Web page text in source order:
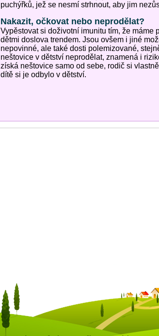
puchýřků, jež se nesmí strhnout, aby jim
Nakazit, očkovat nebo neprodělat?
Vypěstovat si doživotní imunitu tím, že máme
dětmi doslova trendem. Jsou ovšem i jiné
nepovinné, ale také dosti polemizované,
neštovice v dětství neprodělat, znamená i
získá neštovice samo od sebe, rodič si
dítě si je odbylo v dětství.